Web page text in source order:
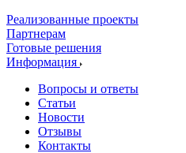
Реализованные проекты
Партнерам
Готовые решения
Информация
Вопросы и ответы
Статьи
Новости
Отзывы
Контакты